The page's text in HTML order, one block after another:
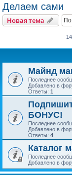
Делаем сами
Новая тема
Майнд
Последнее
Добавлено в
Ответы: 1
БОНУС!
Последнее
Добавлено в
Ответы: 4
Каталог
Последнее
Добавлено в